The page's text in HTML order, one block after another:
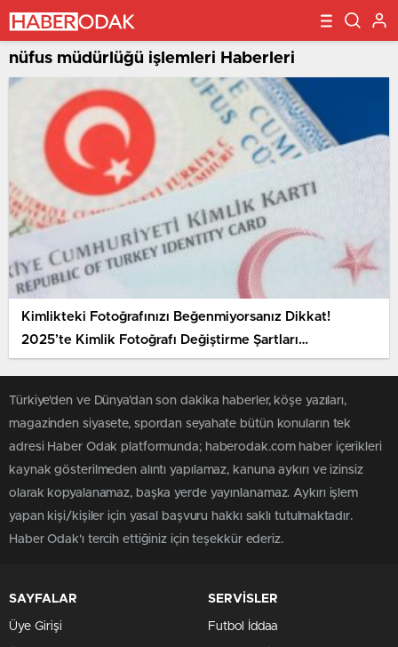
nüfus müdürlüğü işlemleri Haberleri
Kimlikteki Fotoğrafınızı Beğenmiyorsanız Dikkat!
2025’te Kimlik Fotoğrafı Değiştirme Şartları
Güncellendi
Türkiye'den ve Dünya’dan son dakika haberler, köşe yazıları,
magazinden siyasete, spordan seyahate bütün konuların tek
adresi Haber Odak platformunda; haberodak.com haber içerikleri
kaynak gösterilmeden alıntı yapılamaz, kanuna aykırı ve izinsiz
olarak kopyalanamaz, başka yerde yayınlanamaz. Aykırı işlem
yapan kişi/kişiler için yasal başvuru hakkı saklı tutulmaktadır.
Haber Odak'ı tercih ettiğiniz için teşekkür ederiz.
SAYFALAR
Üye Girişi
SERVİSLER
Futbol İddaa